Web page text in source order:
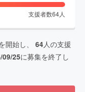
支援者数64人
開始し、 64人の支援
09/25に募集を終了し